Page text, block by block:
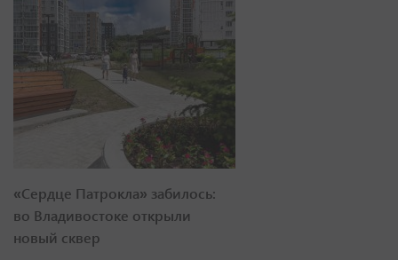
«Сердце Патрокла» забилось:
во Владивостоке открыли
новый сквер